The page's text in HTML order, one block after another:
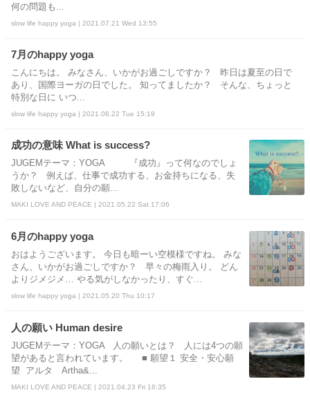
何の問題も...
slow life happy yoga | 2021.07.21 Wed 13:55
7月のhappy yoga
こんにちは。 みなさん、いかがお過ごしですか？ 昨日は夏至の日で
あり、国際ヨーガの日でした。 知ってましたか？ そんな、ちょっと
特別な日に いつ...
slow life happy yoga | 2021.06.22 Tue 15:19
成功の意味 What is success?
JUGEMテーマ：YOGA 『成功』って何なのでしょ
うか？ 例えば、仕事で成功する、お金持ちになる、失
敗しないなど、自分の願...
MAKI LOVE AND PEACE | 2021.05.22 Sat 17:06
6月のhappy yoga
おはようございます。 今日も暗ーい空模様ですね。 みな
さん、いかがお過ごしですか？ 早々の梅雨入り。 どん
よりジメジメ… やる気がしなかったり、すぐ...
slow life happy yoga | 2021.05.20 Thu 10:17
人の願い Human desire
JUGEMテーマ：YOGA 人の願いとは？ 人には4つの願
望があると言われています。 ■ 願望１ 安全・安心願
望 アルタ Artha&...
MAKI LOVE AND PEACE | 2021.04.23 Fri 16:35